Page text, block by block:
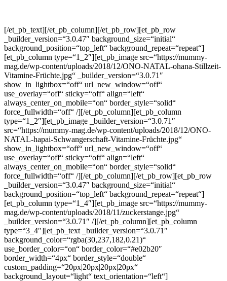
[/et_pb_text][/et_pb_column][/et_pb_row][et_pb_row
_builder_version=“3.0.47″ background_size=“initial“
background_position=“top_left“ background_repeat=“repeat“]
[et_pb_column type=“1_2″][et_pb_image src=“https://mummy-
mag.de/wp-content/uploads/2018/12/ONO-NATAL-ohana-Stillzeit-
Vitamine-Früchte.jpg“ _builder_version=“3.0.71″
show_in_lightbox=“off“ url_new_window=“off“
use_overlay=“off“ sticky=“off“ align=“left“
always_center_on_mobile=“on“ border_style=“solid“
force_fullwidth=“off“ /][/et_pb_column][et_pb_column
type=“1_2″][et_pb_image _builder_version=“3.0.71″
src=“https://mummy-mag.de/wp-content/uploads/2018/12/ONO-
NATAL-hapai-Schwangerschaft-Vitamine-Früchte.jpg“
show_in_lightbox=“off“ url_new_window=“off“
use_overlay=“off“ sticky=“off“ align=“left“
always_center_on_mobile=“on“ border_style=“solid“
force_fullwidth=“off“ /][/et_pb_column][/et_pb_row][et_pb_row
_builder_version=“3.0.47″ background_size=“initial“
background_position=“top_left“ background_repeat=“repeat“]
[et_pb_column type=“1_4″][et_pb_image src=“https://mummy-
mag.de/wp-content/uploads/2018/11/zuckerstange.jpg“
_builder_version=“3.0.71″ /][/et_pb_column][et_pb_column
type=“3_4″][et_pb_text _builder_version=“3.0.71″
background_color=“rgba(30,237,182,0.21)“
use_border_color=“on“ border_color=“#e02b20″
border_width=“4px“ border_style=“double“
custom_padding=“20px|20px|20px|20px“
background_layout=“light“ text_orientation=“left“]